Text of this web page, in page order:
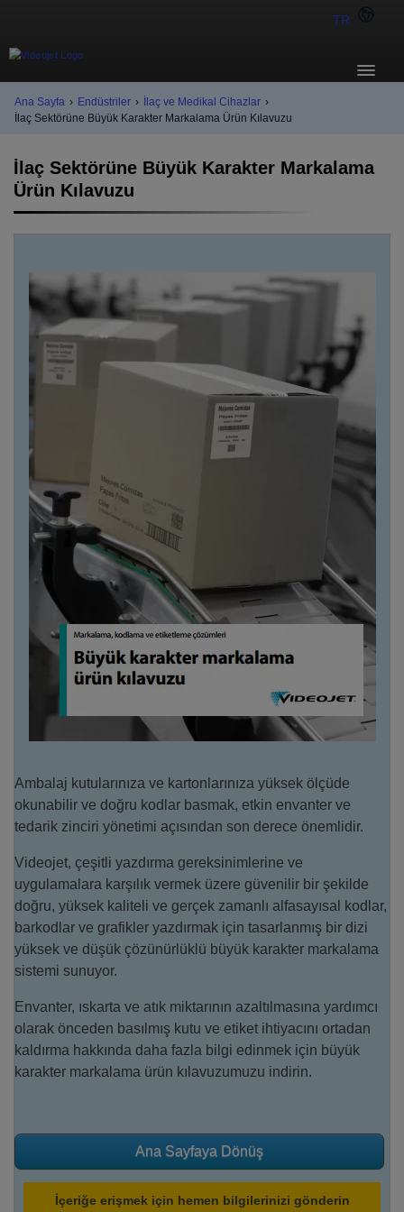
TR
Ana Sayfa › Endüstriler › İlaç ve Medikal Cihazlar ›
İlaç Sektörüne Büyük Karakter Markalama Ürün Kılavuzu
İlaç Sektörüne Büyük Karakter Markalama
Ürün Kılavuzu
Ambalaj kutularınıza ve kartonlarınıza yüksek ölçüde
okunabilir ve doğru kodlar basmak, etkin envanter ve
tedarik zinciri yönetimi açısından son derece önemlidir.
Videojet, çeşitli yazdırma gereksinimlerine ve
uygulamalara karşılık vermek üzere güvenilir bir şekilde
doğru, yüksek kaliteli ve gerçek zamanlı alfasayısal kodlar,
barkodlar ve grafikler yazdırmak için tasarlanmış bir dizi
yüksek ve düşük çözünürlüklü büyük karakter markalama
sistemi sunuyor.
Envanter, ıskarta ve atık miktarının azaltılmasına yardımcı
olarak önceden basılmış kutu ve etiket ihtiyacını ortadan
kaldırma hakkında daha fazla bilgi edinmek için büyük
karakter markalama ürün kılavuzumuzu indirin.
Ana Sayfaya Dönüş
İçeriğe erişmek için hemen bilgilerinizi gönderin